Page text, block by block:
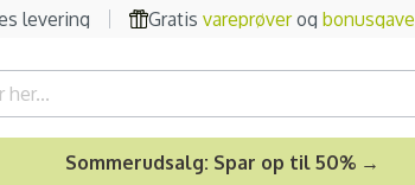
levering Gratisvareprøverogbonusgave
Sommerudsalg: Spar op til 50% →